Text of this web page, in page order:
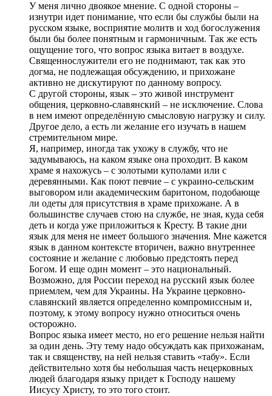
У меня лично двоякое мнение. С одной стороны –
изнутри идет понимание, что если бы службы были на
русском языке, восприятие молитв и ход богослужения
были бы более понятным и гармоничным. Так же есть
ощущение того, что вопрос языка витает в воздухе.
Священнослужители его не поднимают, так как это
догма, не подлежащая обсуждению, и прихожане
активно не дискутируют по данному вопросу.
С другой стороны, язык – это живой инструмент
общения, церковно-славянский – не исключение. Слова
в нем имеют определённую смысловую нагрузку и силу.
Другое дело, а есть ли желание его изучать в нашем
стремительном мире.
Я, например, иногда так ухожу в службу, что не
задумываюсь, на каком языке она проходит. В каком
храме я нахожусь – с золотыми куполами или с
деревянными. Как поют певчие – с украино-сельским
выговором или академическим баритоном, подобающе
ли одеты для присутствия в храме прихожане. А в
большинстве случаев стою на службе, не зная, куда себя
деть и когда уже приложиться к Кресту. В такие дни
язык для меня не имеет большого значения. Мне кажется
язык в данном контексте вторичен, важно внутреннее
состояние и желание с любовью предстоять перед
Богом. И еще один момент – это национальный.
Возможно, для России переход на русский язык более
приемлем, чем для Украины. На Украине церковно-
славянский является определенно компромиссным и,
поэтому, к этому вопросу нужно относиться очень
осторожно.
Вопрос языка имеет место, но его решение нельзя найти
за один день. Эту тему надо обсуждать как прихожанам,
так и священству, на ней нельзя ставить «табу». Если
действительно хотя бы небольшая часть нецерковных
людей благодаря языку придет к Господу нашему
Иисусу Христу, то это того стоит.